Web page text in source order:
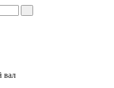
вал